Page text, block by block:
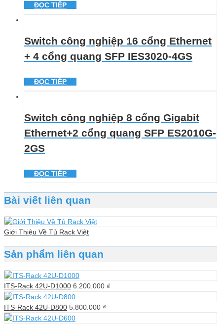
ĐỌC TIẾP
Switch công nghiệp 16 cổng Ethernet
+ 4 cổng quang SFP IES3020-4GS
ĐỌC TIẾP
Switch công nghiệp 8 cổng Gigabit
Ethernet+2 cổng quang SFP ES2010G-
2GS
ĐỌC TIẾP
Bài viết liên quan
Giới Thiệu Về Tủ Rack Việt
Sản phẩm liên quan
ITS-Rack 42U-D1000 6.200.000 ₫
ITS-Rack 42U-D800 5.800.000 ₫